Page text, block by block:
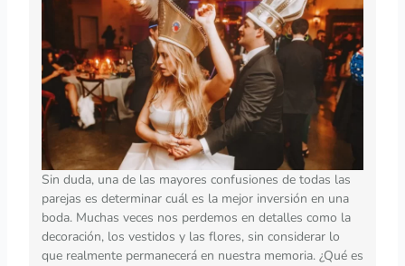
Sin duda, una de las mayores confusiones de todas las
parejas es determinar cuál es la mejor inversión en una
boda. Muchas veces nos perdemos en detalles como la
decoración, los vestidos y las flores, sin considerar lo
que realmente permanecerá en nuestra memoria. ¿Qué es